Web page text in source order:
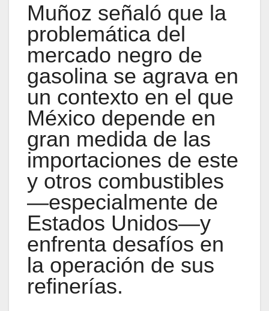
Muñoz señaló que la
problemática del
mercado negro de
gasolina se agrava en
un contexto en el que
México depende en
gran medida de las
importaciones de este
y otros combustibles
—especialmente de
Estados Unidos—y
enfrenta desafíos en
la operación de sus
refinerías.